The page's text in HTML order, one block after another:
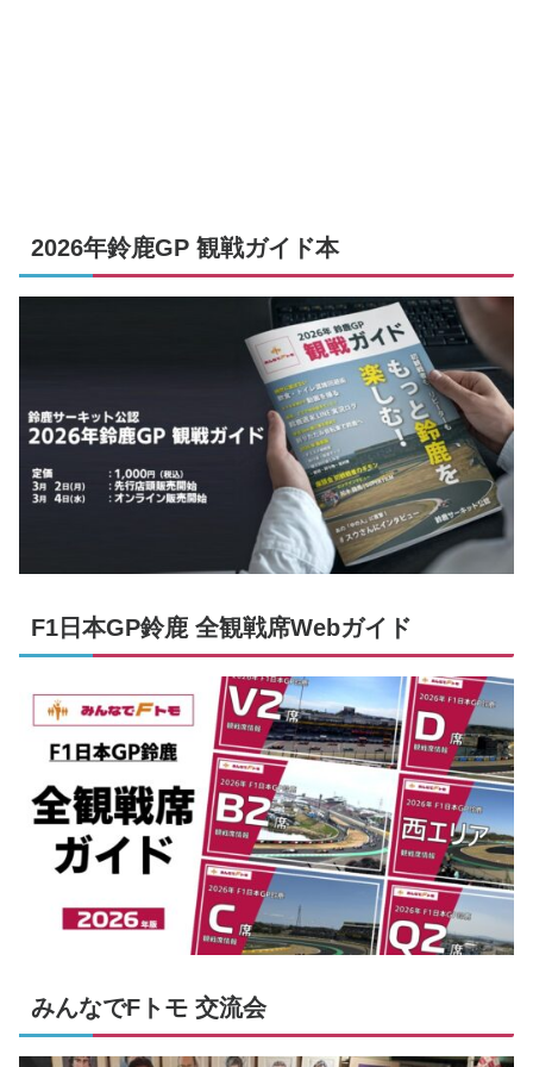
2026年鈴鹿GP 観戦ガイド本
F1日本GP鈴鹿 全観戦席Webガイド
みんなでFトモ 交流会